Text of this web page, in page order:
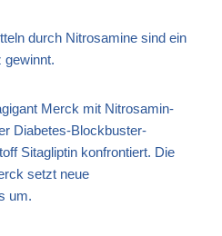
durch Nitrosamine sind ein
gewinnt.
Merck mit Nitrosamin-
Diabetes-Blockbuster-
Sitagliptin konfrontiert. Die
setzt neue
um.